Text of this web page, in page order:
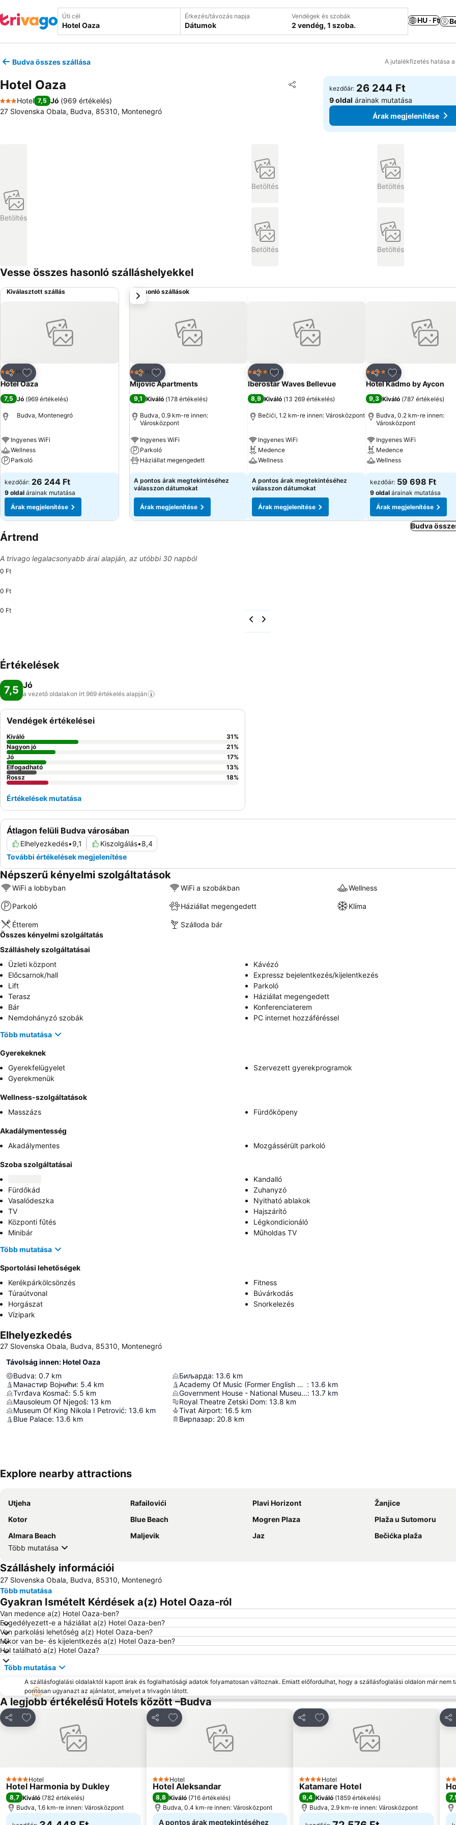
Úti cél Érkezés/távozás napja
Dátumok
Vendégek és szobák
2 vendég, 1 szoba.
HU · Ft
Budva összes szállása A jutalékfizetés hatása
Hotel Oaza Megosztás
Hozzáadás a kedvencekhez
3 Kategória
Hotel 7,5 Jó (969 értékelés)
27 Slovenska Obala, Budva, 85310, Montenegró
kezdőár: 26 244 Ft
9 oldal árainak mutatása
Árak megjelenítése
Betöltés
Betöltés Betöltés
Betöltés Betöltés
Vesse összes hasonló szálláshelyekkel
Kiválasztott szállás
Megosztás
Hozzáadás a kedvencekhez
3 Kategória
Hotel
Hotel Oaza
7,5 Jó (969 értékelés)
Budva, Montenegró
Ingyenes WiFi
Wellness
Parkoló
kezdőár: 26 244 Ft
9 oldal árainak mutatása
Árak megjelenítése
Hasonló szállások
Megosztás
Hozzáadás a kedvencekhez
3 Kategória
Hotel
Mijovic Apartments
9,1 Kiváló (178 értékelés)
Budva, 0.9 km-re innen:
Városközpont
Ingyenes WiFi
Parkoló
Háziállat megengedett
A pontos árak megtekintéséhez
válasszon dátumokat
Árak megjelenítése
Megosztás
Hozzáadás a kedvencekhez
4 Kategória
Hotel
Iberostar Waves Bellevue
8,9 Kiváló (13 269 értékelés)
Bečići, 1.2 km-re innen: Városközpont
Ingyenes WiFi
Medence
Wellness
A pontos árak megtekintéséhez
válasszon dátumokat
Árak megjelenítése
Megosztás
Hozzáadás a
4 Kategória
Hotel
Hotel Kadmo by Aycon
9,3 Kiváló (787 értékelés)
Budva, 0.2 km-re innen:
Városközpont
Ingyenes WiFi
Medence
Wellness
kezdőár: 59 698 Ft
9 oldal árainak mutatása
Árak megjelenítése
következő
Budva
Ártrend
A trivago legalacsonyabb árai alapján, az utóbbi 30 napból
0 Ft
0 Ft
0 Ft
Értékelések
7,5 Jó
a vezető oldalakon írt 969 értékelés alapján
Átlagon felüli Budva városában
Elhelyezkedés•9,1 Kiszolgálás•8,4
További értékelések megjelenítése
Vendégek értékelései
Kiváló 31%
Nagyon jó
21%
Jó
17%
Elfogadható
13%
Rossz
18%
Értékelések mutatása
Népszerű kényelmi szolgáltatások
WiFi a lobbyban WiFi a szobákban Wellness
Parkoló Háziállat megengedett Klíma
Étterem
Szálloda bár
Összes kényelmi szolgáltatás
Szálláshely szolgáltatásai
Üzleti központ
Kávézó
Előcsarnok/hall
Expressz bejelentkezés/kijelentkezés
Lift
Parkoló
Terasz
Háziállat megengedett
Bár
Konferenciaterem
Nemdohányzó szobák
PC internet hozzáféréssel
Több mutatása
Gyerekeknek
Gyerekfelügyelet
Szervezett gyerekprogramok
Gyerekmenük
Wellness-szolgáltatások
Masszázs
Fürdőköpeny
Akadálymentesség
Akadálymentes
Mozgássérült parkoló
Szoba szolgáltatásai
Kandalló
Fürdőkád
Zuhanyzó
Vasalódeszka
Nyitható ablakok
TV
Hajszárító
Központi fűtés
Légkondicionáló
Minibár
Műholdas TV
Több mutatása
Sportolási lehetőségek
Kerékpárkölcsönzés
Fitness
Túraútvonal
Búvárkodás
Horgászat
Snorkelezés
Vízipark
Elhelyezkedés
27 Slovenska Obala, Budva, 85310, Montenegró
Távolság innen: Hotel Oaza
Budva: 0.7 km
Манастир Војнићи: 5.4 km
Tvrđava Kosmač: 5.5 km
Mausoleum Of Njegoš: 13 km
Museum Of King Nikola I Petrović: 13.6 km
Blue Palace: 13.6 km
Биљарда: 13.6 km
Academy Of Music (Former English Embassy) : 13.6 km
Government House - National Museum Of Montenegro: 13.7 km
Royal Theatre Zetski Dom: 13.8 km
Tivat Airport: 16.5 km
Вирпазар: 20.8 km
Explore nearby attractions
Utjeha Rafailovići Plavi Horizont
Žanjice
Kotor
Blue Beach Mogren Plaza
Plaža u Sutomoru
Almara Beach
Maljevik Jaz
Bečićka plaža
Több mutatása
Szálláshely információi
27 Slovenska Obala, Budva, 85310, Montenegró
Több mutatása
Gyakran Ismételt Kérdések a(z) Hotel Oaza-ról
Van medence a(z) Hotel Oaza-ben?
Engedélyezett-e a háziállat a(z) Hotel Oaza-ben?
Van parkolási lehetőség a(z) Hotel Oaza-ben?
Mikor van be- és kijelentkezés a(z) Hotel Oaza-ben?
Hol található a(z) Hotel Oaza?
Több mutatása
A szállásfoglalási oldalaktól kapott árak és foglalhatósági adatok folyamatosan változnak. Emiatt előfordulhat, hogy a szállásfoglalási oldalon már nem
pontosan ugyanazt az ajánlatot, amelyet a trivagón látott.
A legjobb értékelésű Hotels között –Budva
Megosztás
Hozzáadás a kedvencekhez
4 Kategória
Hotel
Hotel Harmonia by Dukley
8,7 Kiváló (782 értékelés)
Budva, 1.6 km-re innen: Városközpont
Megosztás
Hozzáadás a kedvencekhez
3 Kategória
Hotel
Hotel Aleksandar
8,8 Kiváló (716 értékelés)
Budva, 0.4 km-re innen: Városközpont
A pontos árak megtekintéséhez
Megosztás
Hozzáadás a kedvencekhez
4 Kategória
Hotel
Katamare Hotel
9,4 Kiváló (1859 értékelés)
Budva, 2.9 km-re innen: Városközpont
3